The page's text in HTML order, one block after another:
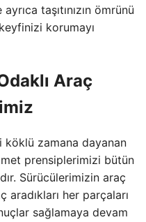
taşıtınızın ömrünü
korumayı
Araç
zamana dayanan
prensiplerimizi bütün
Sürücülerimizin araç
aradıkları her parçaları
sağlamaya devam